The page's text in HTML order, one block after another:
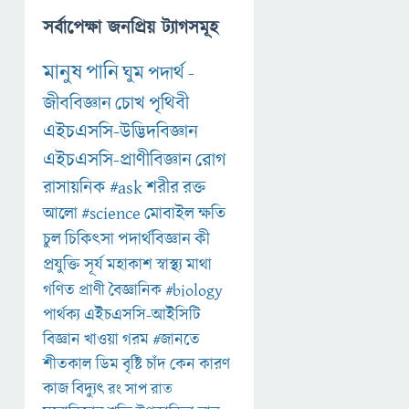
সর্বাপেক্ষা জনপ্রিয় ট্যাগসমূহ
মানুষপানিঘুমপদার্থ-
জীববিজ্ঞানচোখপৃথিবী
এইচএসসি-উদ্ভিদবিজ্ঞান
এইচএসসি-প্রাণীবিজ্ঞানরোগ
রাসায়নিক#askশরীররক্ত
আলো#scienceমোবাইলক্ষতি
চুলচিকিৎসাপদার্থবিজ্ঞানকী
প্রযুক্তিসূর্যমহাকাশস্বাস্থ্যমাথা
গণিত প্রাণীবৈজ্ঞানিক#biology
পার্থক্য এইচএসসি-আইসিটি
বিজ্ঞানখাওয়াগরম#জানতে
শীতকালডিমবৃষ্টিচাঁদকেনকারণ
কাজবিদ্যুৎরংসাপরাত